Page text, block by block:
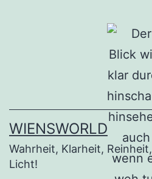
WIENSWORLD
Wahrheit, Klarheit, Reinheit,
Licht!